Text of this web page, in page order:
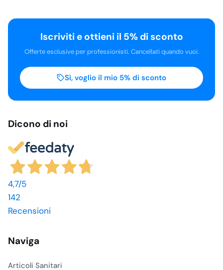
Dicono di noi
4,7/5
142
Recensioni
Naviga
Articoli Sanitari
Iscriviti e ottieni il 5% di sconto
Offerte esclusive per professionisti. Cancellati quando vuoi.
Sì, voglio il mio 5% di sconto